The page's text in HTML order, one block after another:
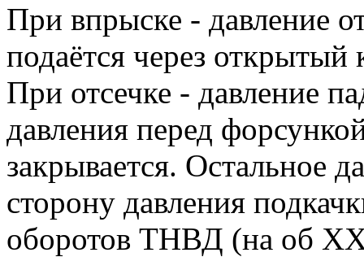
При впрыске - давление
подаётся через открытый
При отсечке - давление
давления перед
закрывается. Остальное
сторону давления
оборотов ТНВД (на об